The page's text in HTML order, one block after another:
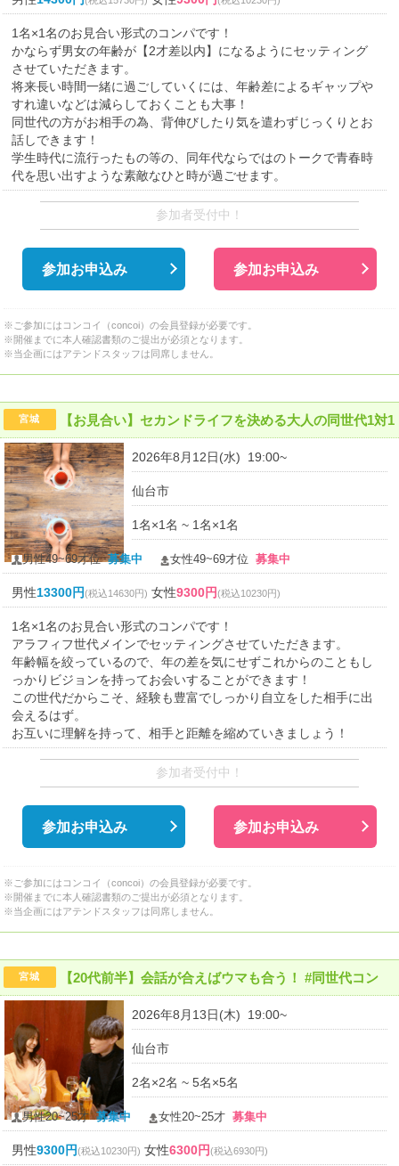
1名×1名のお見合い形式のコンパです！
かならず男女の年齢が【2才差以内】になるようにセッティング
させていただきます。
将来長い時間一緒に過ごしていくには、年齢差によるギャップや
すれ違いなどは減らしておくことも大事！
同世代の方がお相手の為、背伸びしたり気を遣わずじっくりとお
話しできます！
学生時代に流行ったもの等の、同年代ならではのトークで青春時
代を思い出すような素敵なひと時が過ごせます。
参加者受付中！
参加お申込み 参加お申込み
※ご参加にはコンコイ（concoi）の会員登録が必要です。
※開催までに本人確認書類のご提出が必須となります。
※当企画にはアテンドスタッフは同席しません。
宮城 【お見合い】セカンドライフを決める大人の同世代1対1
2026年8月12日(水) 19:00~
仙台市
1名×1名 ~ 1名×1名
男性49~69才位募集中 女性49~69才位 募集中
男性13300円(税込14630円) 女性9300円(税込10230円)
1名×1名のお見合い形式のコンパです！
アラフィフ世代メインでセッティングさせていただきます。
年齢幅を絞っているので、年の差を気にせずこれからのこともし
っかりビジョンを持ってお会いすることができます！
この世代だからこそ、経験も豊富でしっかり自立をした相手に出
会えるはず。
お互いに理解を持って、相手と距離を縮めていきましょう！
参加者受付中！
参加お申込み 参加お申込み
※ご参加にはコンコイ（concoi）の会員登録が必要です。
※開催までに本人確認書類のご提出が必須となります。
※当企画にはアテンドスタッフは同席しません。
宮城 【20代前半】会話が合えばウマも合う！ #同世代コン
2026年8月13日(木) 19:00~
仙台市
2名×2名 ~ 5名×5名
男性20~25才募集中 女性20~25才募集中
男性9300円(税込10230円) 女性6300円(税込6930円)